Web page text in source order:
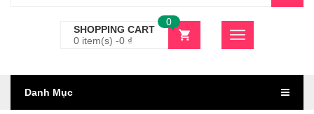
SHOPPING CART
0 item(s) -0 ₫
0
Danh Mục